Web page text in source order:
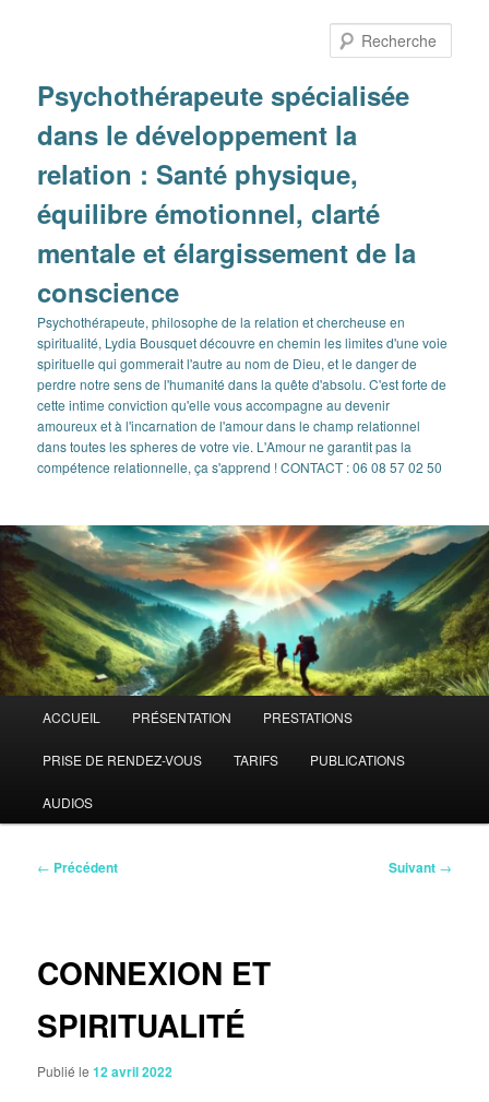
Psychothérapeute spécialisée
dans le développement la
relation : Santé physique,
équilibre émotionnel, clarté
mentale et élargissement de la
conscience
Psychothérapeute, philosophe de la relation et chercheuse en
spiritualité, Lydia Bousquet découvre en chemin les limites d'une voie
spirituelle qui gommerait l'autre au nom de Dieu, et le danger de
perdre notre sens de l'humanité dans la quête d'absolu. C'est forte de
cette intime conviction qu'elle vous accompagne au devenir
amoureux et à l'incarnation de l'amour dans le champ relationnel
dans toutes les spheres de votre vie. L'Amour ne garantit pas la
compétence relationnelle, ça s'apprend ! CONTACT : 06 08 57 02 50
principal
ACCUEIL PRÉSENTATION PRESTATIONS
PRISE DE RENDEZ-VOUS TARIFS PUBLICATIONS
AUDIOS
Navigation
← Précédent Suivant →
CONNEXION ET
SPIRITUALITÉ
Publié le12 avril 2022